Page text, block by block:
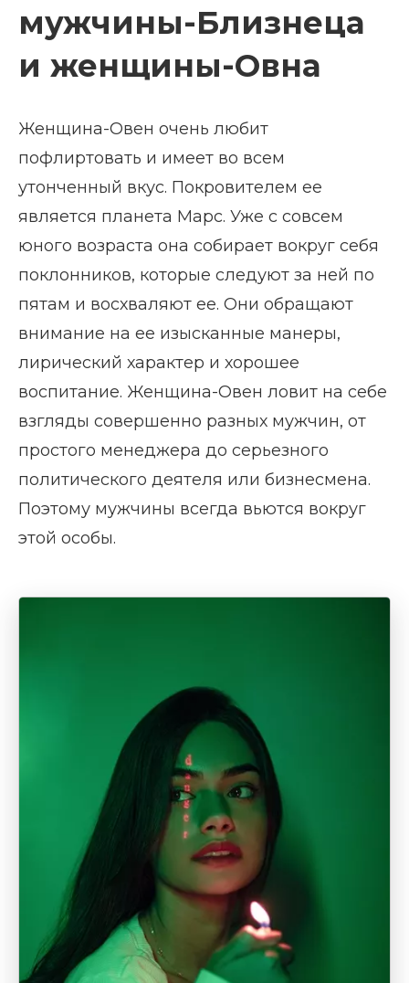
мужчины-Близнеца
и женщины-Овна
Женщина-Овен очень любит
пофлиртовать и имеет во всем
утонченный вкус. Покровителем ее
является планета Марс. Уже с совсем
юного возраста она собирает вокруг себя
поклонников, которые следуют за ней по
пятам и восхваляют ее. Они обращают
внимание на ее изысканные манеры,
лирический характер и хорошее
воспитание. Женщина-Овен ловит на себе
взгляды совершенно разных мужчин, от
простого менеджера до серьезного
политического деятеля или бизнесмена.
Поэтому мужчины всегда вьются вокруг
этой особы.